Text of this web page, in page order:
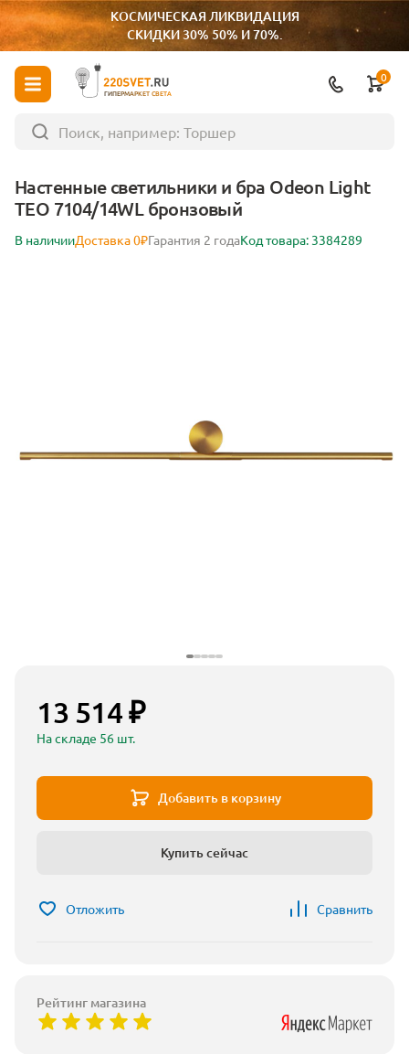
КОСМИЧЕСКАЯ ЛИКВИДАЦИЯ
СКИДКИ 30% 50% И 70%.
ГИПЕРМАРКЕТ СВЕТА
0
Настенные светильники и бра Odeon Light
TEO 7104/14WL бронзовый
В наличииДоставка 0₽Гарантия 2 годаКод товара: 3384289
13 514 ₽
На складе 56 шт.
Добавить в корзину
Купить сейчас
Отложить Сравнить
Рейтинг магазина